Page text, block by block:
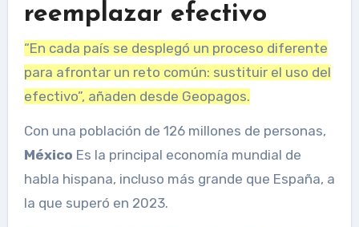
reemplazar efectivo
“En cada país se desplegó un proceso diferente
para afrontar un reto común: sustituir el uso del
efectivo”, añaden desde Geopagos.
Con una población de 126 millones de personas,
México Es la principal economía mundial de
habla hispana, incluso más grande que España, a
la que superó en 2023.